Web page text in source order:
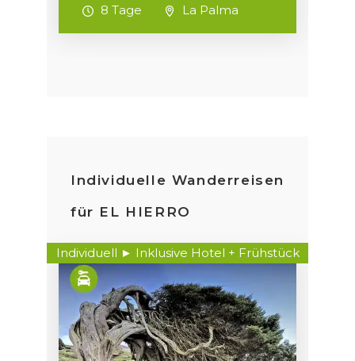
8 Tage La Palma
Individuelle Wanderreisen
für EL HIERRO
Individuell ► Inklusive Hotel + Frühstück